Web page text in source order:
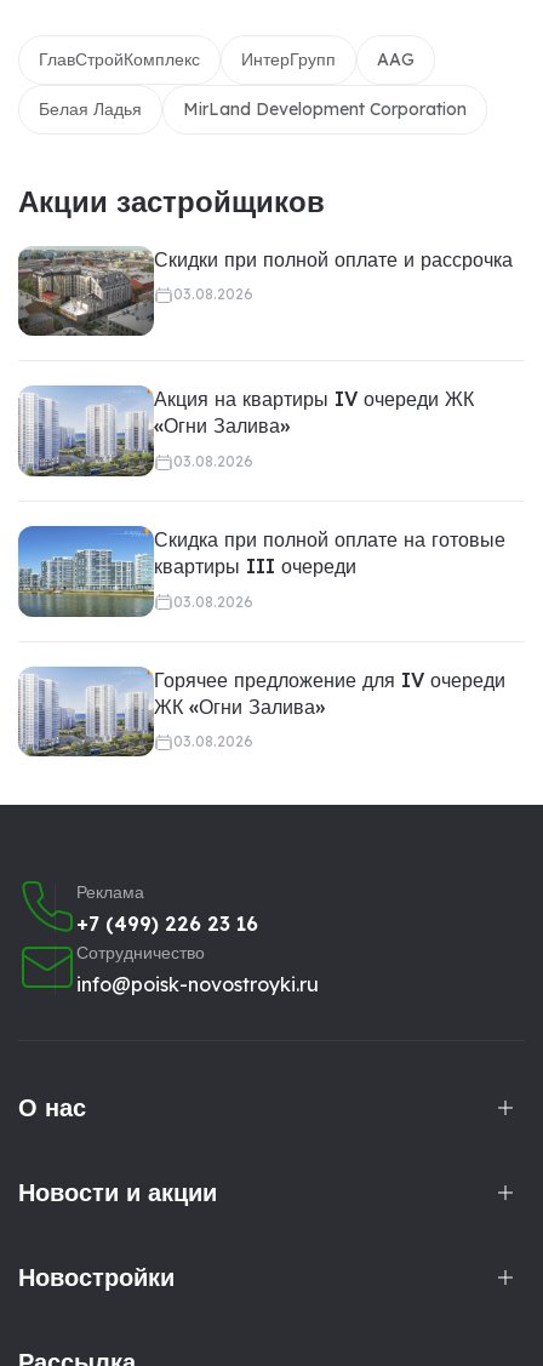
ГлавСтройКомплекс ИнтерГрупп AAG
Белая Ладья MirLand Development Corporation
Акции застройщиков
Скидки при полной оплате и рассрочка
03.08.2026
Акция на квартиры IV очереди ЖК
«Огни Залива»
03.08.2026
Скидка при полной оплате на готовые
квартиры III очереди
03.08.2026
Горячее предложение для IV очереди
ЖК «Огни Залива»
03.08.2026
Реклама
+7 (499) 226 23 16
Сотрудничество
info@poisk-novostroyki.ru
О нас
Новости и акции
Новостройки